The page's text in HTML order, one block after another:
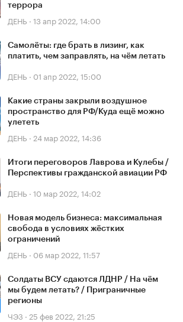
террора
ДЕНЬ · 13 апр 2022, 14:00
Самолёты: где брать в лизинг, как
платить, чем заправлять, на чём летать
ДЕНЬ · 01 апр 2022, 15:00
Какие страны закрыли воздушное
пространство для РФ/Куда ещё можно
улететь
ДЕНЬ · 24 мар 2022, 14:36
Итоги переговоров Лаврова и Кулебы /
Перспективы гражданской авиации РФ
ДЕНЬ · 10 мар 2022, 14:02
Новая модель бизнеса: максимальная
свобода в условиях жёстких
ограничений
ДЕНЬ · 06 мар 2022, 11:57
Солдаты ВСУ сдаются ЛДНР / На чём
мы будем летать? / Приграничные
регионы
ЧЭЗ · 25 фев 2022, 21:25